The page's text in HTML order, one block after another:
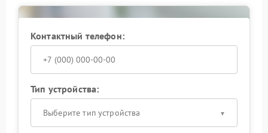
Контактный телефон:
Тип устройства:
Выберите тип устройства